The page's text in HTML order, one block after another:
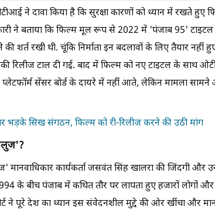
ने दावा किया है कि सुरक्षा कारणों को ध्यान में रखते हुए
ने बताया कि फिल्म मूल रूप से 2022 में 'पंजाब 95' टाइटल
शर्त रखी थी. चूंकि निर्माता इन बदलावों के लिए तैयार नहीं
रिलीज टाल दी गई. बाद में फिल्म को नए टाइटल के साथ
सेंसर बोर्ड के दायरे में नहीं आते, लेकिन मामला
सिख संगठन, फिल्म को री-रिलीज करने की उठी मांग
कार्यकर्ता जसवंत सिंह खालरा की जिंदगी और
के बीच पंजाब में कथित तौर पर लापता हुए हजारों लोगों
ने पूरे देश का ध्यान इस संवेदनशील मुद्दे की ओर खींचा और